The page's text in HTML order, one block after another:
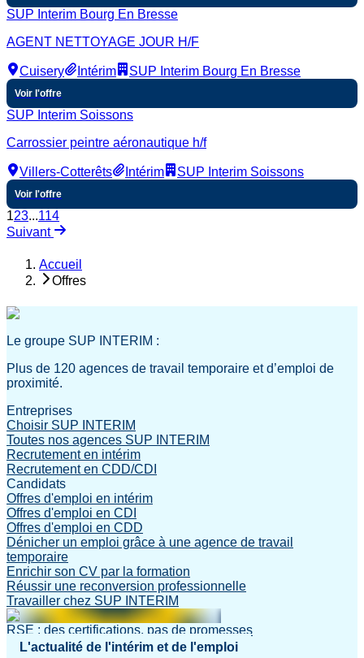
SUP Interim Bourg En Bresse
AGENT NETTOYAGE JOUR H/F
Cuisery Intérim SUP Interim Bourg En Bresse
Voir l'offre
SUP Interim Soissons
Carrossier peintre aéronautique h/f
Villers-Cotterêts Intérim SUP Interim Soissons
Voir l'offre
123...114
Suivant
Accueil
Offres
Le groupe SUP INTERIM :
Plus de 120 agences de travail temporaire et d’emploi de
proximité.
Entreprises
Choisir SUP INTERIM
Toutes nos agences SUP INTERIM
Recrutement en intérim
Recrutement en CDD/CDI
Candidats
Offres d'emploi en intérim
Offres d'emploi en CDI
Offres d'emploi en CDD
Dénicher un emploi grâce à une agence de travail
temporaire
Enrichir son CV par la formation
Réussir une reconversion professionnelle
Travailler chez SUP INTERIM
RSE : des certifications, pas de promesses
L'actualité de l'intérim et de l'emploi